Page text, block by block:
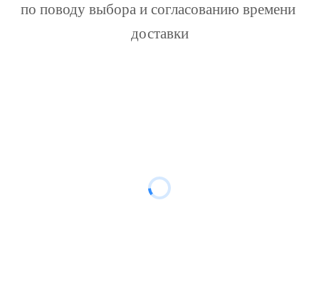
по поводу выбора и согласованию времени
доставки